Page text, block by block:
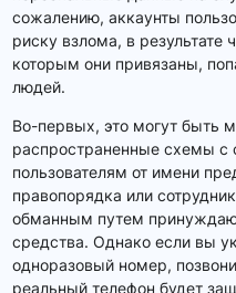
сожалению, аккаунты
риску взлома, в результате
которым они привязаны,
людей.
Во-первых, это могут быть
распространенные схемы с
пользователям от имени
правопорядка или
обманным путем
средства. Однако если вы
одноразовый номер,
реальный телефон будет